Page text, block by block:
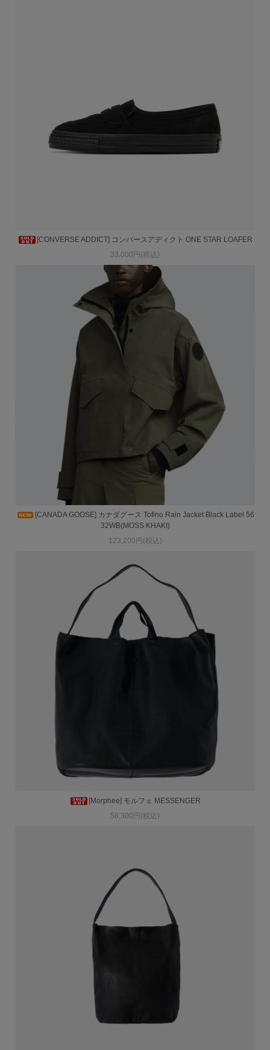
[CONVERSE ADDICT] コンバースアディクト ONE STAR LOAFER
33,000円(税込)
[CANADA GOOSE] カナダグース Tofino Rain Jacket Black Label 56
32WB(MOSS KHAKI)
123,200円(税込)
[Morphee] モルフェ MESSENGER
58,300円(税込)